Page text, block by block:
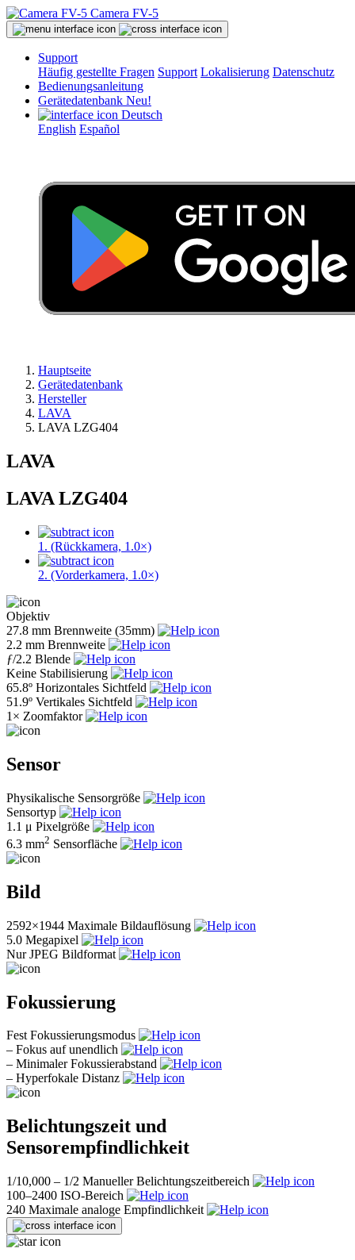
Camera FV-5
Support
Häufig gestellte Fragen Support Lokalisierung Datenschutz
Bedienungsanleitung
Gerätedatenbank Neu!
Deutsch
English Español
Hauptseite
Gerätedatenbank
Hersteller
LAVA
LAVA LZG404
LAVA
LAVA LZG404
1. (Rückkamera, 1.0×)
2. (Vorderkamera, 1.0×)
Objektiv
27.8 mm Brennweite (35mm)
2.2 mm Brennweite
ƒ/2.2 Blende
Keine Stabilisierung
65.8º Horizontales Sichtfeld
51.9º Vertikales Sichtfeld
1× Zoomfaktor
Sensor
Physikalische Sensorgröße
Sensortyp
1.1 μ Pixelgröße
6.3 mm2 Sensorfläche
Bild
2592×1944 Maximale Bildauflösung
5.0 Megapixel
Nur JPEG Bildformat
Fokussierung
FestFokussierungsmodus
– Fokus auf unendlich
– Minimaler Fokussierabstand
– Hyperfokale Distanz
Belichtungszeit und
Sensorempfindlichkeit
1/10,000 – 1/2 Manueller Belichtungszeitbereich
100–2400 ISO-Bereich
240 Maximale analoge Empfindlichkeit